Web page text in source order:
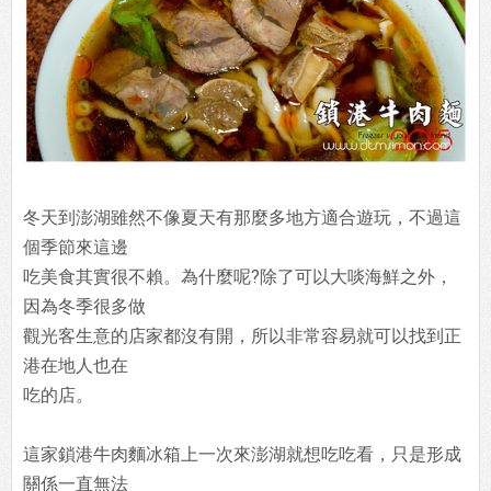
冬天到澎湖雖然不像夏天有那麼多地方適合遊玩，不過這
個季節來這邊
吃美食其實很不賴。為什麼呢?除了可以大啖海鮮之外，
因為冬季很多做
觀光客生意的店家都沒有開，所以非常容易就可以找到正
港在地人也在
吃的店。
這家鎖港牛肉麵冰箱上一次來澎湖就想吃吃看，只是形成
關係一直無法